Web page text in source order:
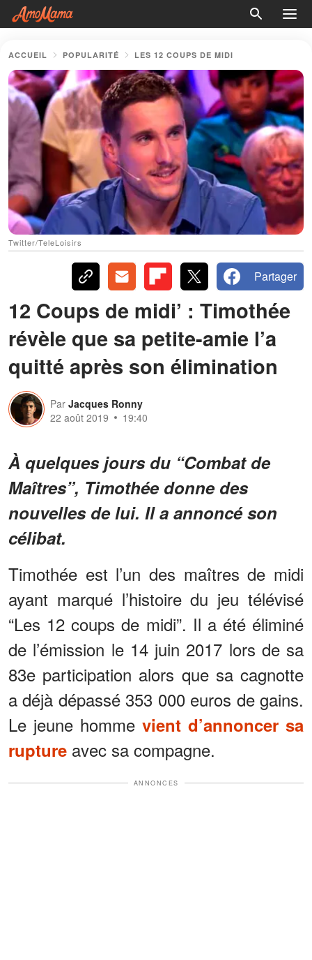
ACCUEIL POPULARITÉ LES 12 COUPS DE MIDI
Twitter/TeleLoisirs
Partager
12 Coups de midi’ : Timothée
révèle que sa petite-amie l’a
quitté après son élimination
Par Jacques Ronny
22 août 2019
19:40
À quelques jours du “Combat de
Maîtres”, Timothée donne des
nouvelles de lui. Il a annoncé son
célibat.
Timothée est l’un des maîtres de midi
ayant marqué l’histoire du jeu télévisé
“Les 12 coups de midi”. Il a été éliminé
de l’émission le 14 juin 2017 lors de sa
83e participation alors que sa cagnotte
a déjà dépassé 353 000 euros de gains.
Le jeune homme vient d’annoncer sa
rupture avec sa compagne.
ANNONCES